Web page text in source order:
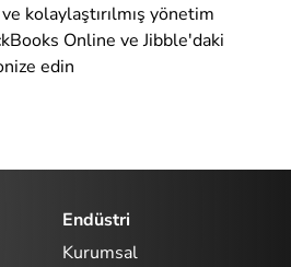
kolaylaştırılmış yönetim
Online ve Jibble'daki
edin
Endüstri
Kurumsal